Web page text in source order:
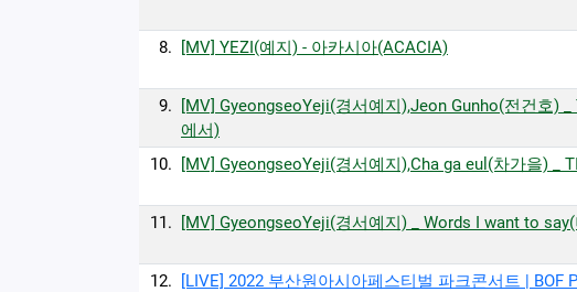
8.
[MV] YEZI(예지) - 아카시아(ACACIA)
9.
[MV] GyeongseoYeji(경서예지),Jeon Gunho(전건호)
에서)
10.
[MV] GyeongseoYeji(경서예지),Cha ga eul(차가을) _
11.
[MV] GyeongseoYeji(경서예지) _ Words I want to
12.
[LIVE] 2022 부산원아시아페스티벌 파크콘서트 | BOF